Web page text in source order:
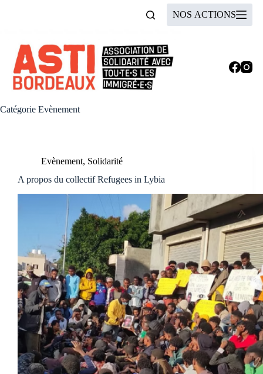
NOS ACTIONS
Catégorie Evènement
Evènement, Solidarité
A propos du collectif Refugees in Lybia